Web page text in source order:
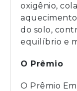
oxigênio,
do solo,
equilíbrio e
O Prêmio
O Prêmio